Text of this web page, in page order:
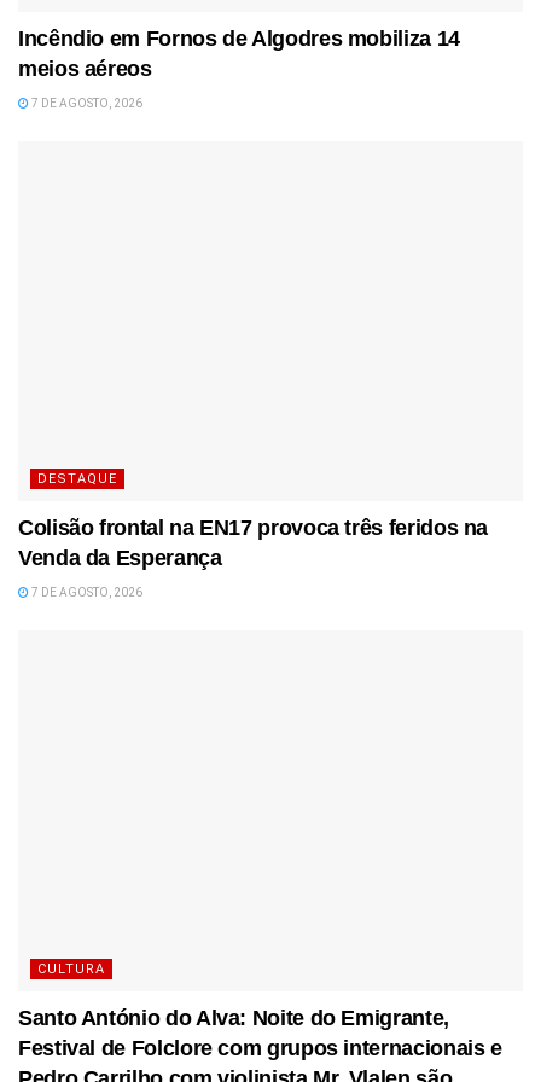
Incêndio em Fornos de Algodres mobiliza 14
meios aéreos
7 DE AGOSTO, 2026
DESTAQUE
Colisão frontal na EN17 provoca três feridos na
Venda da Esperança
7 DE AGOSTO, 2026
CULTURA
Santo António do Alva: Noite do Emigrante,
Festival de Folclore com grupos internacionais e